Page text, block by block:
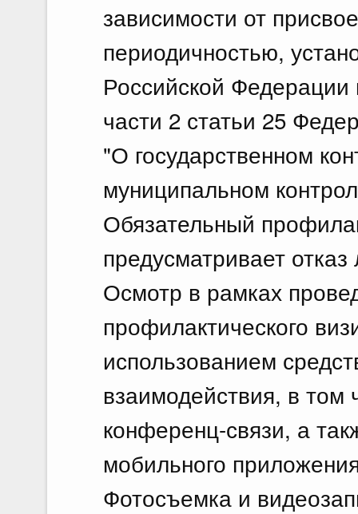
зависимости от
периодичностью,
Российской Федерации
части 2 статьи 25
"О государственном
муниципальном
Обязательный
предусматривает
Осмотр в рамках
профилактического
использованием
взаимодействия, в том
конференц-связи, а
мобильного
Фотосъемка и